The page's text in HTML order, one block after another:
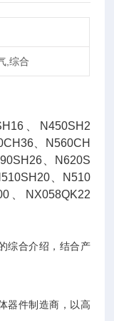
,综合
、N450SH2
、N560CH
、N620S
、N510
、NX058QK22
综合介绍，结合产
器件制造商，以高